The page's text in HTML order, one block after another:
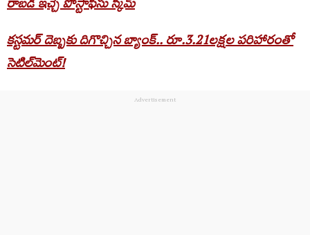
రాబడి ఇచ్చే పోస్టాఫీసు స్కీమ్
కస్టమర్ దెబ్బకు దిగొచ్చిన బ్యాంక్.. రూ.3.21లక్షల పరిహారంతో
సెటిల్‌మెంట్!